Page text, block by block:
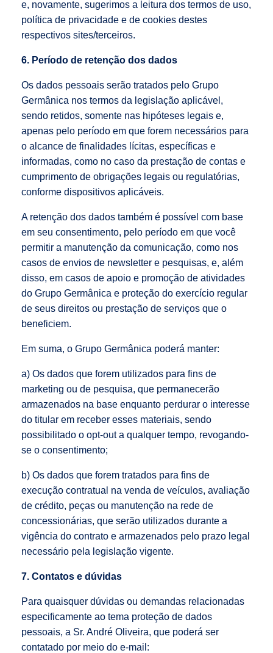
e, novamente, sugerimos a leitura dos termos de uso,
política de privacidade e de cookies destes
respectivos sites/terceiros.
6. Período de retenção dos dados
Os dados pessoais serão tratados pelo Grupo
Germânica nos termos da legislação aplicável,
sendo retidos, somente nas hipóteses legais e,
apenas pelo período em que forem necessários para
o alcance de finalidades lícitas, específicas e
informadas, como no caso da prestação de contas e
cumprimento de obrigações legais ou regulatórias,
conforme dispositivos aplicáveis.
A retenção dos dados também é possível com base
em seu consentimento, pelo período em que você
permitir a manutenção da comunicação, como nos
casos de envios de newsletter e pesquisas, e, além
disso, em casos de apoio e promoção de atividades
do Grupo Germânica e proteção do exercício regular
de seus direitos ou prestação de serviços que o
beneficiem.
Em suma, o Grupo Germânica poderá manter:
a) Os dados que forem utilizados para fins de
marketing ou de pesquisa, que permanecerão
armazenados na base enquanto perdurar o interesse
do titular em receber esses materiais, sendo
possibilitado o opt-out a qualquer tempo, revogando-
se o consentimento;
b) Os dados que forem tratados para fins de
execução contratual na venda de veículos, avaliação
de crédito, peças ou manutenção na rede de
concessionárias, que serão utilizados durante a
vigência do contrato e armazenados pelo prazo legal
necessário pela legislação vigente.
7. Contatos e dúvidas
Para quaisquer dúvidas ou demandas relacionadas
especificamente ao tema proteção de dados
pessoais, a Sr. André Oliveira, que poderá ser
contatado por meio do e-mail: